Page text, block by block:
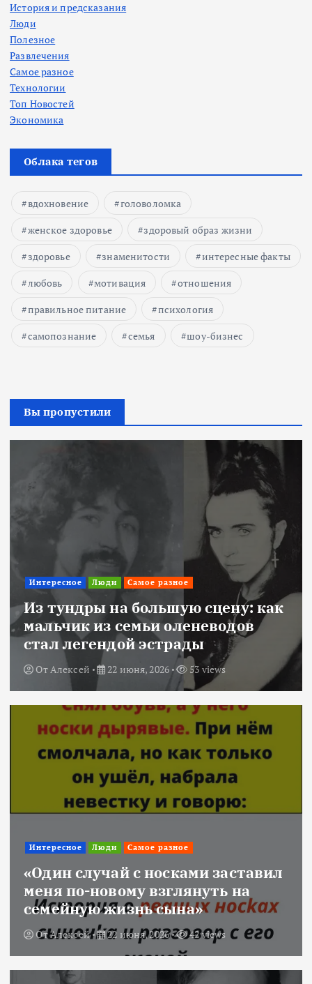
История и предсказания
Люди
Полезное
Развлечения
Самое разное
Технологии
Топ Новостей
Экономика
Облака тегов
вдохновение
головоломка
женское здоровье
здоровый образ жизни
здоровье
знаменитости
интересные факты
любовь
мотивация
отношения
правильное питание
психология
самопознание
семья шоу-бизнес
Вы пропустили
Интересное Люди Самое разное
Из тундры на большую сцену: как
мальчик из семьи оленеводов
стал легендой эстрады
ОтАлексей 22 июня, 2026 53 views
Интересное Люди Самое разное
«Один случай с носками заставил
меня по-новому взглянуть на
семейную жизнь сына»
ОтАлексей 22 июня, 2026 42 views